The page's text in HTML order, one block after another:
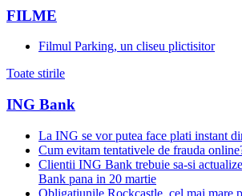
FILME
Filmul Parking, un cliseu plictisitor
Toate stirile
ING Bank
La ING se vor putea face plati instant
Cum evitam tentativele de frauda
Clientii ING Bank trebuie sa-si
Bank pana in 20 martie
Obligatiunile Rockcastle, cel mai mare